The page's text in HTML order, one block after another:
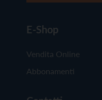
E-Shop
Vendita Online
Abbonamenti